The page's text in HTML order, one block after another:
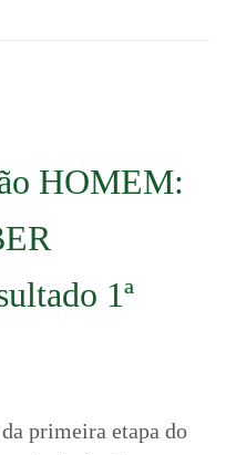
HOMEM:
1ª
primeira etapa do